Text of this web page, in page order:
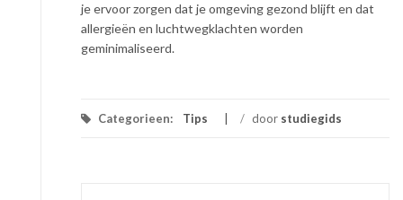
je ervoor zorgen dat je omgeving gezond blijft en dat
allergieën en luchtwegklachten worden
geminimaliseerd.
Categorieen: Tips / door studiegids